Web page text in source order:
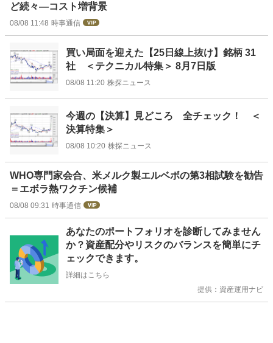
ど続々―コスト増背景
08/08 11:48 時事通信
買い局面を迎えた【25日線上抜け】銘柄 31
社 ＜テクニカル特集＞ 8月7日版
08/08 11:20 株探ニュース
今週の【決算】見どころ 全チェック！ ＜
決算特集＞
08/08 10:20 株探ニュース
WHO専門家会合、米メルク製エルベボの第3相試験を勧告
＝エボラ熱ワクチン候補
08/08 09:31 時事通信
あなたのポートフォリオを診断してみません
か？資産配分やリスクのバランスを簡単にチ
ェックできます。
詳細はこちら
提供：資産運用ナビ